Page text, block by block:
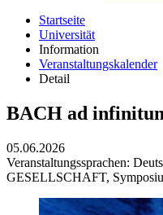
Startseite
Universität
Information
Veranstaltungskalender
Detail
BACH ad
05.06.2026
Veranstaltungssprachen:
GESELLSCHAFT,